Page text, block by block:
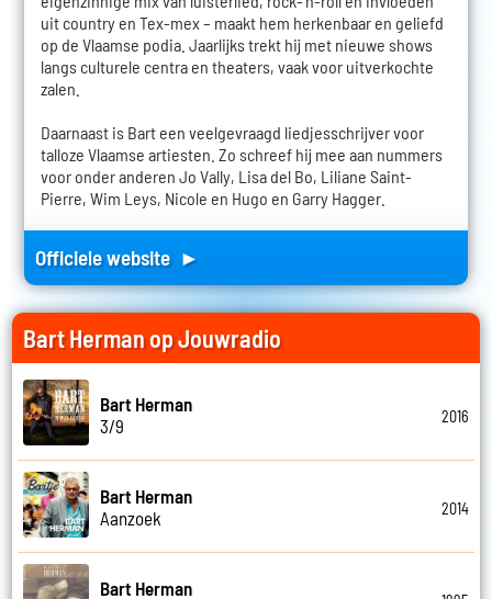
uit country en Tex-mex – maakt hem herkenbaar en geliefd
op de Vlaamse podia. Jaarlijks trekt hij met nieuwe shows
langs culturele centra en theaters, vaak voor uitverkochte
zalen.
Daarnaast is Bart een veelgevraagd liedjesschrijver voor
talloze Vlaamse artiesten. Zo schreef hij mee aan nummers
voor onder anderen Jo Vally, Lisa del Bo, Liliane Saint-
Pierre, Wim Leys, Nicole en Hugo en Garry Hagger.
Officiele website ►
Bart Herman op Jouwradio
Bart Herman
3/9
2016
Bart Herman
Aanzoek
2014
Bart Herman